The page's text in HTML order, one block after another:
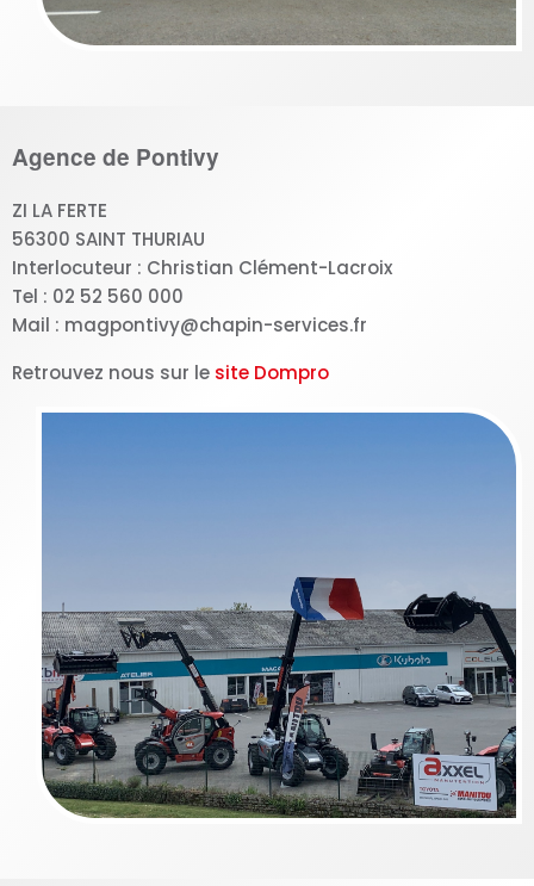
Agence de Pontivy
ZI LA FERTE
56300 SAINT THURIAU
Interlocuteur : Christian Clément-Lacroix
Tel : 02 52 560 000
Mail : magpontivy@chapin-services.fr
Retrouvez nous sur le site Dompro